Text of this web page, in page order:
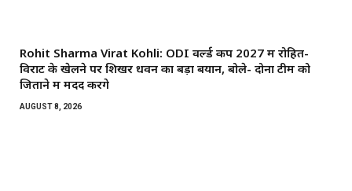
Rohit Sharma Virat Kohli: ODI वर्ल्ड कप 2027 में रोहित-
विराट के खेलने पर शिखर धवन का बड़ा बयान, बोले- दोनों टीम को
जिताने में मदद करेंगे
AUGUST 8, 2026